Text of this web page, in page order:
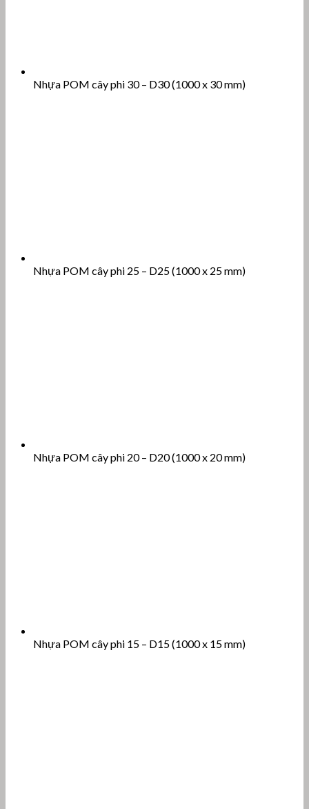
Nhựa POM cây phi 30 – D30 (1000 x 30 mm)
Nhựa POM cây phi 25 – D25 (1000 x 25 mm)
Nhựa POM cây phi 20 – D20 (1000 x 20 mm)
Nhựa POM cây phi 15 – D15 (1000 x 15 mm)